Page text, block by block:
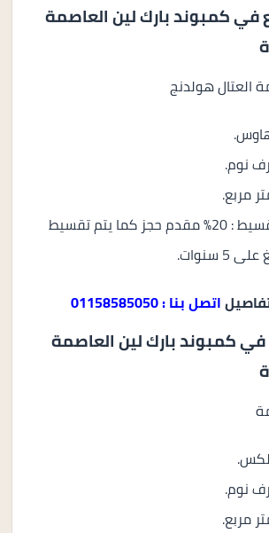
في كمبوند بارك لين العاصمة
طرق الدفع والتقسيط : 20% مقدم حجز كما يتم تقسيط
سنوات.
اتصل بنا : 01158585050
كمبوند بارك لين العاصمة